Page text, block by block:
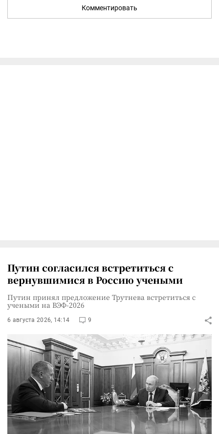
Комментировать
Путин согласился встретиться с
вернувшимися в Россию учеными
Путин принял предложение Трутнева встретиться с
учеными на ВЭФ-2026
6 августа 2026, 14:14 9